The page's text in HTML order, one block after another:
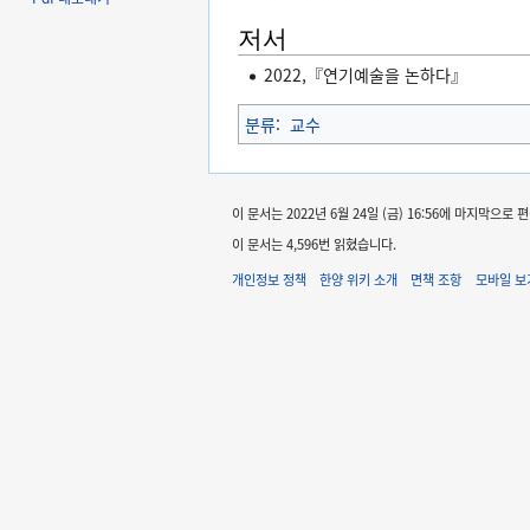
저서
2022,『연기예술을 논하다』
분류: 교수
이 문서는 2022년 6월 24일 (금) 16:56에 마지막으로
이 문서는 4,596번 읽혔습니다.
개인정보 정책
한양 위키 소개 면책 조항 모바일 보